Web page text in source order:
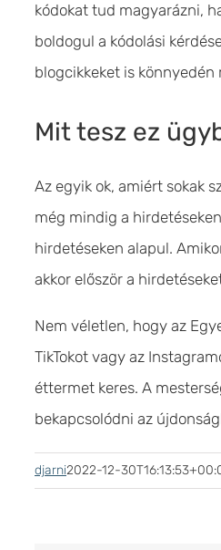
kódokat tud magyarázni,
boldogul a kódolási
blogcikkeket is
Mit tesz ez
Az egyik ok, amiért sokak
még mindig a
hirdetéseken alapul.
akkor először a
Nem véletlen, hogy az
TikTokot vagy az
éttermet keres. A
bekapcsolódni az
djarni2022-12-